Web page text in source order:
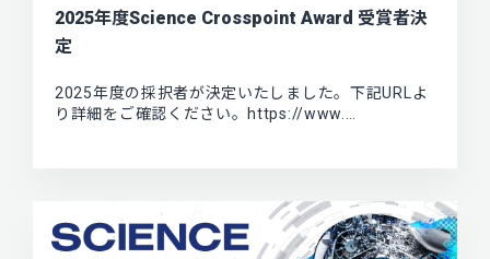
2025年度Science Crosspoint Award 受賞者決
定
2025年度の採択者が決定いたしました。下記URLよ
り詳細をご確認ください。https://www.…